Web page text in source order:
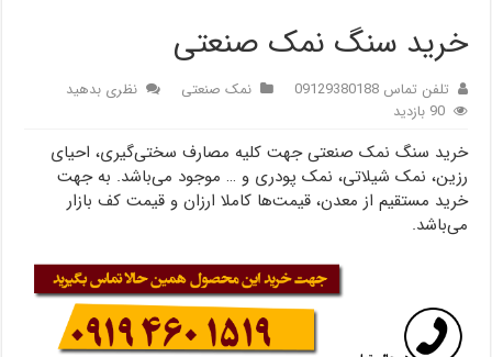
خرید سنگ نمک صنعتی
تلفن تماس 09129380188 نمک صنعتی
نظری بدهید
90 بازدید
خرید سنگ نمک صنعتی جهت کلیه مصارف سختی‌گیری، احیای
رزین، نمک شیلاتی، نمک پودری و … موجود می‌باشد. به جهت
خرید مستقیم از معدن، قیمت‌ها کاملا ارزان و قیمت کف بازار
می‌باشد.